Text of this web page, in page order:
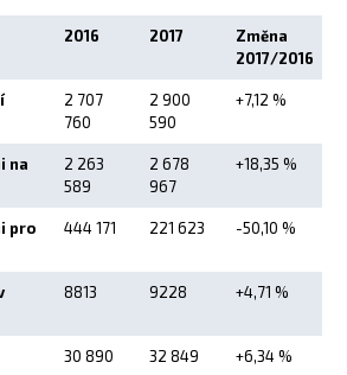
2016 2017
Změna
2017/2016
2 707
760
2 900
590
+7,12 %
na
2 263
589
2 678
967
+18,35 %
pro
444 171 221 623 -50,10 %
8813 9228 +4,71 %
30 890 32 849 +6,34 %